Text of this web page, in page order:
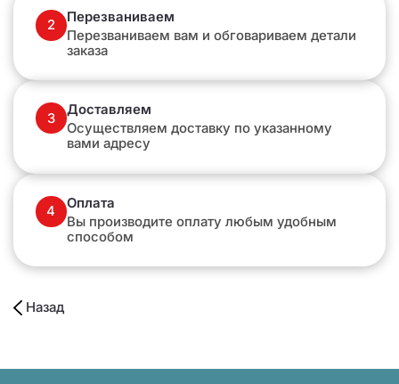
2
Перезваниваем
Перезваниваем вам и обговариваем детали
заказа
3
Доставляем
Осуществляем доставку по указанному
вами адресу
4
Оплата
Вы производите оплату любым удобным
способом
Назад